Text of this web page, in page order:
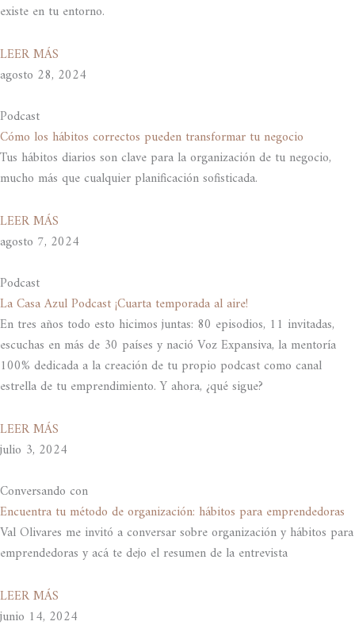
existe en tu entorno.
LEER MÁS
agosto 28, 2024
Podcast
Cómo los hábitos correctos pueden transformar tu negocio
Tus hábitos diarios son clave para la organización de tu negocio,
mucho más que cualquier planificación sofisticada.
LEER MÁS
agosto 7, 2024
Podcast
La Casa Azul Podcast ¡Cuarta temporada al aire!
En tres años todo esto hicimos juntas: 80 episodios, 11 invitadas,
escuchas en más de 30 países y nació Voz Expansiva, la mentoría
100% dedicada a la creación de tu propio podcast como canal
estrella de tu emprendimiento. Y ahora, ¿qué sigue?
LEER MÁS
julio 3, 2024
Conversando con
Encuentra tu método de organización: hábitos para emprendedoras
Val Olivares me invitó a conversar sobre organización y hábitos para
emprendedoras y acá te dejo el resumen de la entrevista
LEER MÁS
junio 14, 2024